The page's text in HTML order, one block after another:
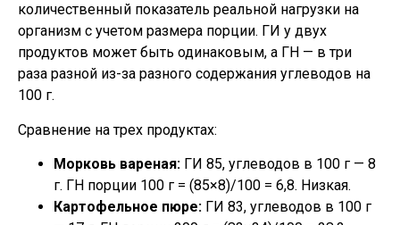
количественный показатель реальной нагрузки на
организм с учетом размера порции. ГИ у двух
продуктов может быть одинаковым, а ГН — в три
раза разной из-за разного содержания углеводов на
100 г.
Сравнение на трех продуктах:
Морковь вареная: ГИ 85, углеводов в 100 г — 8
г. ГН порции 100 г = (85×8)/100 = 6,8. Низкая.
Картофельное пюре: ГИ 83, углеводов в 100 г